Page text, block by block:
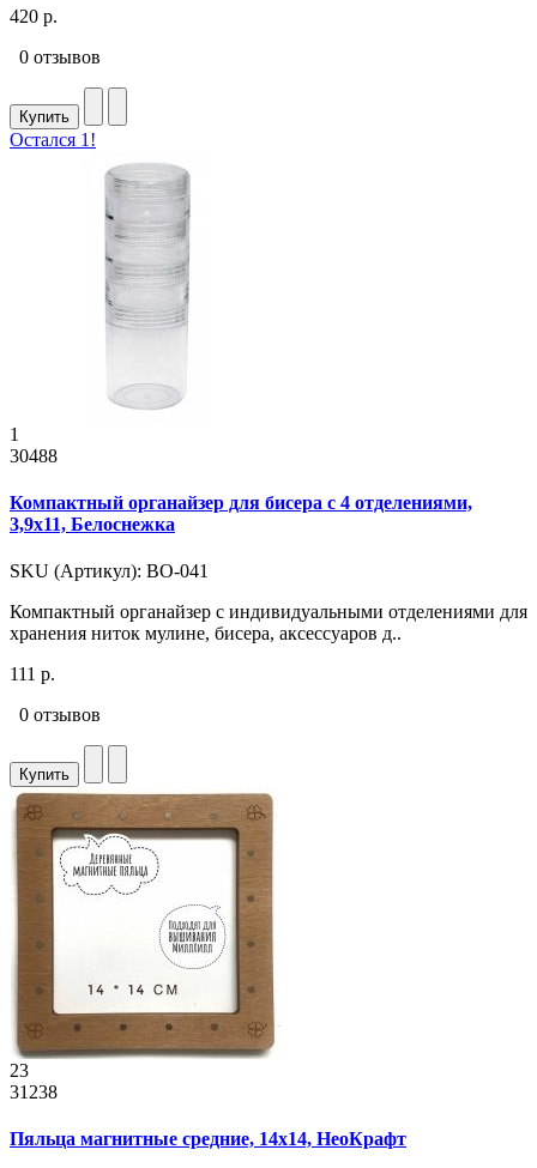
420 р.
0 отзывов
Купить
Остался 1!
1
30488
Компактный органайзер для бисера с 4 отделениями,
3,9x11, Белоснежка
SKU (Артикул): ВО-041
Компактный органайзер с индивидуальными отделениями для
хранения ниток мулине, бисера, аксессуаров д..
111 р.
0 отзывов
Купить
23
31238
Пяльца магнитные средние, 14x14, НеоКрафт